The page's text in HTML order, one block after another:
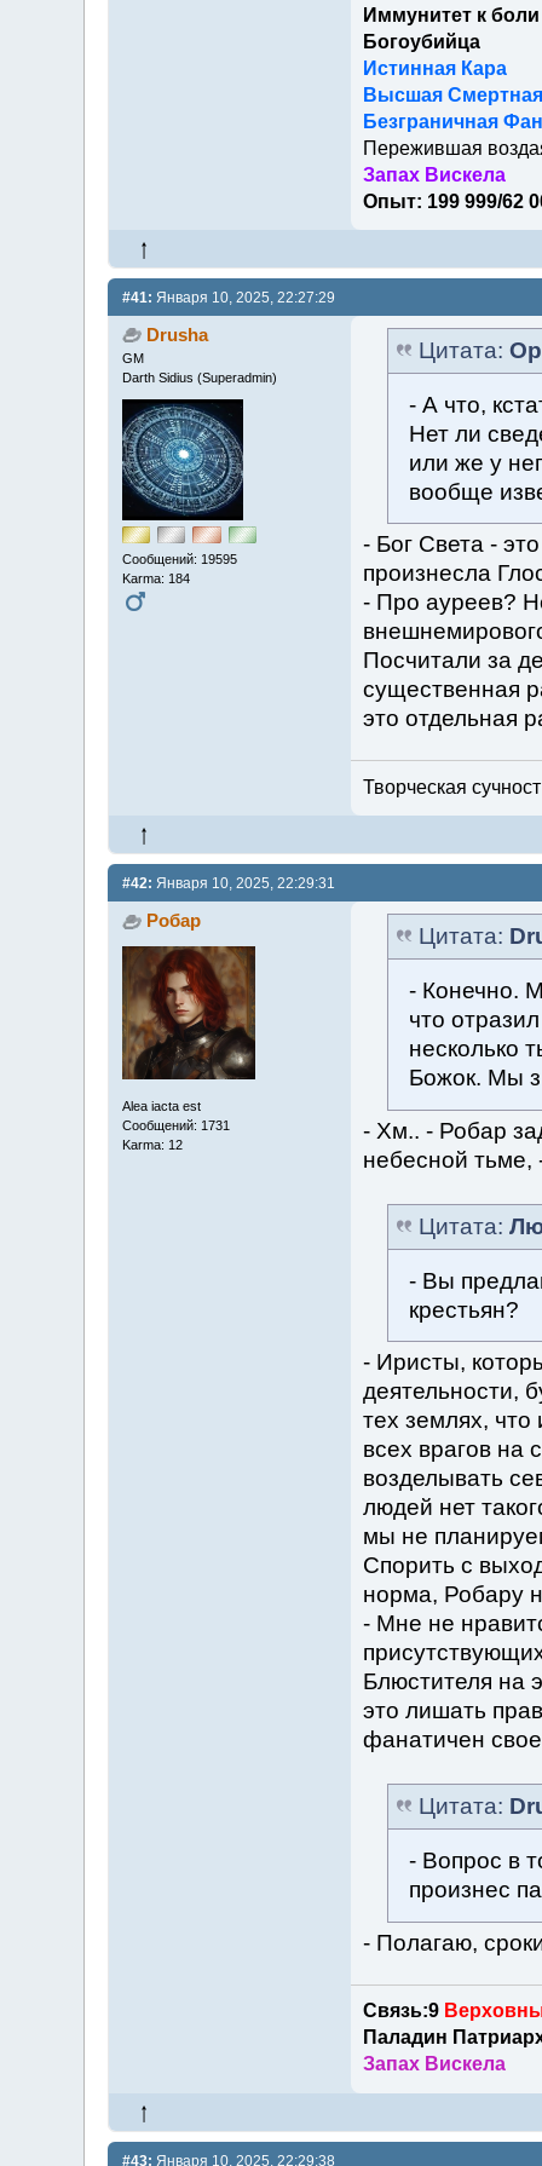
Иммунитет к боли
Богоубийца
Истинная Кара
Высшая Смертная
Безграничная
Пережившая
Запах Вискела
Опыт: 199 999/62
#41: Января 10, 2025, 22:27:29
Drusha
GM
Darth Sidius (Superadmin)
Сообщений: 19595
Karma: 184
Цитата:
- А что,
Нет ли
или же у
вообще
- Бог Света -
произнесла
- Про ауреев?
Посчитали за
существенная
это отдельная
Творческая
#42: Января 10, 2025, 22:29:31
Робар
Alea iacta est
Сообщений: 1731
Karma: 12
Цитата:
- Конечно.
что
несколько
Божок. Мы
- Хм.. - Робар
небесной тьме,
Цитата:
- Вы
крестьян?
- Иристы,
деятельности,
тех землях,
всех врагов на
возделывать
людей нет
мы не
Спорить с
норма, Робару
- Мне не
Блюстителя на
это лишать
фанатичен
Цитата:
- Вопрос в
произнес
- Полагаю,
Связь:9
Паладин
Запах Вискела
#43: Января 10, 2025, 22:29:38